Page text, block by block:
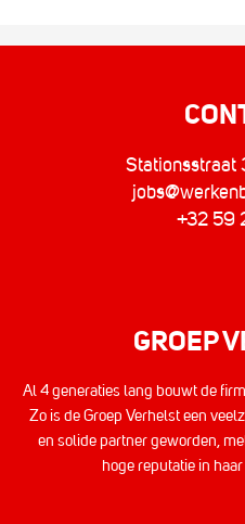
Stationsstraat
+32 59
GROEP
Al 4 generaties lang bouwt de
Zo is de Groep Verhelst een
en solide partner geworden,
hoge reputatie in